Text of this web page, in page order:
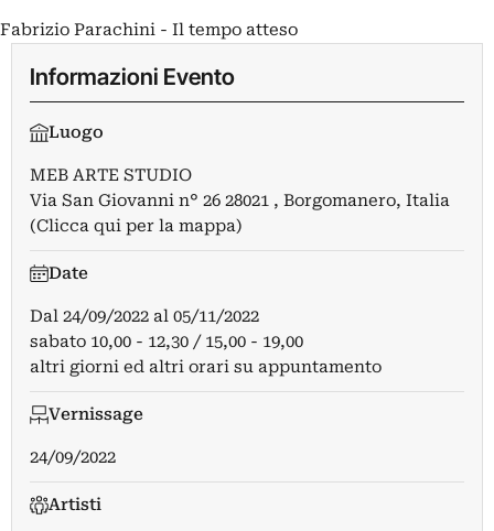
Fabrizio Parachini - Il tempo atteso
Informazioni Evento
Luogo
MEB ARTE STUDIO
Via San Giovanni n° 26 28021 , Borgomanero, Italia
(Clicca qui per la mappa)
Date
Dal 24/09/2022 al 05/11/2022
sabato 10,00 - 12,30 / 15,00 - 19,00
altri giorni ed altri orari su appuntamento
Vernissage
24/09/2022
Artisti